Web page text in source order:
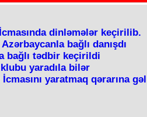
dinləmələr keçirilib.
bağlı danışdı
bağlı tədbir keçirildi
yaradıla bilər
yaratmaq qərarına